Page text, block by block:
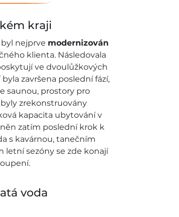
kraji
nejprve modernizován
klienta. Následovala
ve dvoulůžkových
završena poslední fází,
saunou, prostory pro
zrekonstruovány
kapacita ubytování v
zatím poslední krok k
s kavárnou, tanečním
sezóny se zde konají
voda